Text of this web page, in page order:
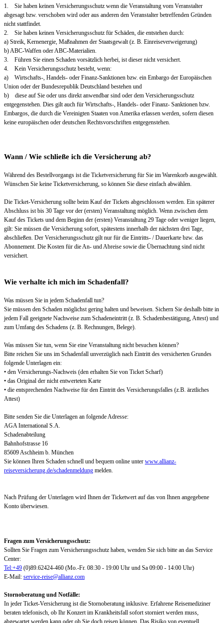
1. Sie haben keinen Versicherungsschutz wenn die Veranstaltung vom Veranstalter
abgesagt bzw. verschoben wird oder aus anderen den Veranstalter betreffenden Gründen
nicht stattfindet.
2. Sie haben keinen Versicherungsschutz für Schäden, die entstehen durch:
a) Streik, Kernenergie, Maßnahmen der Staatsgewalt (z. B. Einreiseverweigerung)
b) ABC-Waffen oder ABC-Materialien.
3. Führen Sie einen Schaden vorsätzlich herbei, ist dieser nicht versichert.
4. Kein Versicherungsschutz besteht, wenn:
a) Wirtschafts-, Handels- oder Finanz-Sanktionen bzw. ein Embargo der Europäischen
Union oder der Bundesrepublik Deutschland bestehen und
b) diese auf Sie oder uns direkt anwendbar sind oder dem Versicherungsschutz
entgegenstehen. Dies gilt auch für Wirtschafts-, Handels- oder Finanz- Sanktionen bzw.
Embargos, die durch die Vereinigten Staaten von Amerika erlassen werden, sofern diesen
keine europäischen oder deutschen Rechtsvorschriften entgegenstehen.
Wann / Wie schließe ich die Versicherung ab?
Während des Bestellvorgangs ist die Ticketversicherung für Sie im Warenkorb ausgewählt.
Wünschen Sie keine Ticketversicherung, so können Sie diese einfach abwählen.
Die Ticket-Versicherung sollte beim Kauf der Tickets abgeschlossen werden. Ein späterer
Abschluss ist bis 30 Tage vor der (ersten) Veranstaltung möglich. Wenn zwischen dem
Kauf des Tickets und dem Beginn der (ersten) Veranstaltung 29 Tage oder weniger liegen,
gilt: Sie müssen die Versicherung sofort, spätestens innerhalb der nächsten drei Tage,
abschließen. Der Versicherungsschutz gilt nur für die Eintritts- / Dauerkarte bzw. das
Abonnement. Die Kosten für die An- und Abreise sowie die Übernachtung sind nicht
versichert.
Wie verhalte ich mich im Schadenfall?
Was müssen Sie in jedem Schadenfall tun?
Sie müssen den Schaden möglichst gering halten und beweisen. Sichern Sie deshalb bitte in
jedem Fall geeignete Nachweise zum Schadeneintritt (z. B. Schadenbestätigung, Attest) und
zum Umfang des Schadens (z. B. Rechnungen, Belege).
Was müssen Sie tun, wenn Sie eine Veranstaltung nicht besuchen können?
Bitte reichen Sie uns im Schadenfall unverzüglich nach Eintritt des versicherten Grundes
folgende Unterlagen ein:
• den Versicherungs-Nachweis (den erhalten Sie von Ticket Scharf)
• das Original der nicht entwerteten Karte
• die entsprechenden Nachweise für den Eintritt des Versicherungsfalles (z.B. ärztliches
Attest)
Bitte senden Sie die Unterlagen an folgende Adresse:
AGA International S.A.
Schadenabteilung
Bahnhofstrasse 16
85609 Aschheim b. München
Sie können Ihren Schaden schnell und bequem online unter www.allianz-
reiseversicherung.de/schadenmeldung melden.
Nach Prüfung der Unterlagen wird Ihnen der Ticketwert auf das von Ihnen angegebene
Konto überwiesen.
Fragen zum Versicherungsschutz:
Sollten Sie Fragen zum Versicherungsschutz haben, wenden Sie sich bitte an das Service
Center:
Tel:+49 (0)89.62424-460 (Mo.-Fr. 08:30 - 19:00 Uhr und Sa 09:00 - 14:00 Uhr)
E-Mail: service-reise@allianz.com
Stornoberatung und Notfälle:
In jeder Ticket-Versicherung ist die Stornoberatung inklusive. Erfahrene Reisemediziner
beraten telefonisch, ob Ihr Konzert im Krankheitsfall sofort storniert werden muss,
abgewartet werden kann oder ob Sie doch reisen können. Das Risiko von eventuell